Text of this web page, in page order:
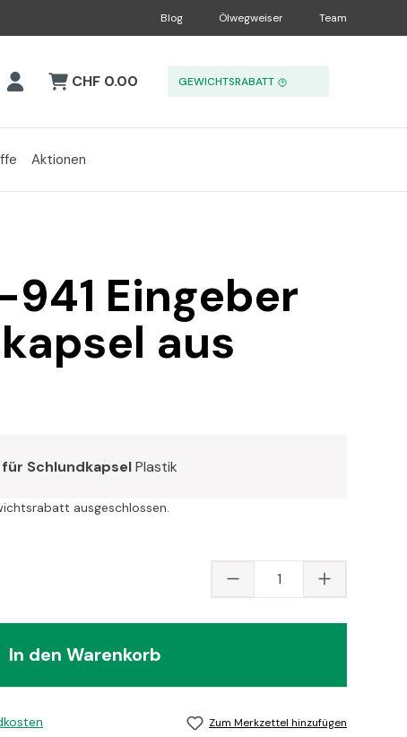
Blog Ölwegweiser Team
CHF 0.00 GEWICHTSRABATT
Aktionen
941 Eingeber
aus
für SchlundkapselPlastik
ausgeschlossen.
Produkt Anzahl:
In den Warenkorb
Zum Merkzettel hinzufügen